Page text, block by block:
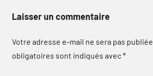
Laisser un commentaire
Votre adresse e-mail ne sera pas publiée.
obligatoires sont indiqués avec*